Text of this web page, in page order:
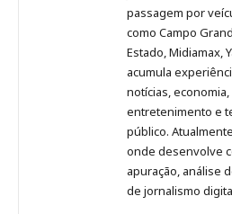
passagem por
como Campo
Estado, Midiamax,
acumula
notícias,
entretenimento e
público.
onde desenvolve
apuração, análise
de jornalismo